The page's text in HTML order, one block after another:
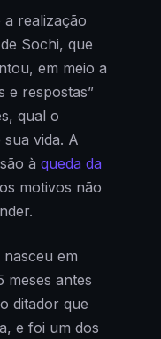
a realização
Sochi, que
em meio a
e respostas”
qual o
vida. A
à queda da
motivos não
em
meses antes
ditador que
e foi um dos